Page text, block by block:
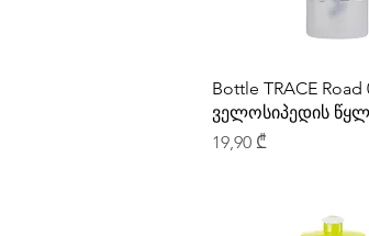
Bottle TRACE Road
ველოსიპედის
Price
19,90 ₾